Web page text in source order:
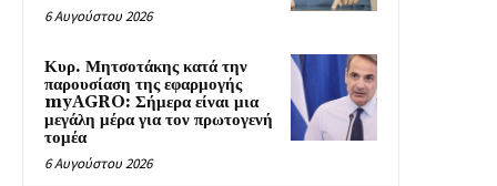
6 Αυγούστου 2026
Κυρ. Μητσοτάκης κατά την
παρουσίαση της εφαρμογής
myAGRO: Σήμερα είναι μια
μεγάλη μέρα για τον πρωτογενή
τομέα
6 Αυγούστου 2026